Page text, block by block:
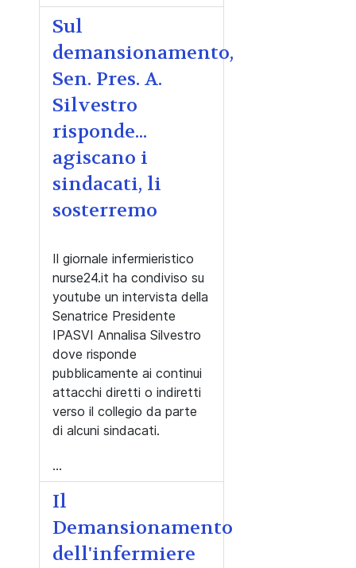
Sul
demansionamento,
Sen. Pres. A.
Silvestro
risponde...
agiscano i
sindacati, li
sosterremo
Il giornale infermieristico
nurse24.it ha condiviso su
youtube un intervista della
Senatrice Presidente
IPASVI Annalisa Silvestro
dove risponde
pubblicamente ai continui
attacchi diretti o indiretti
verso il collegio da parte
di alcuni sindacati.
...
Il
Demansionamento
dell'infermiere